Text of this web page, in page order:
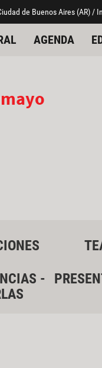
de Buenos Aires (AR)
AGENDA
mayo
-